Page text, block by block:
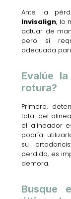
Ante la
Invisalign, lo
actuar de
pero sí
adecuada
Evalúe
rotura?
Primero,
total del
el alineador
podría
su
perdido, es
demora.
Busque